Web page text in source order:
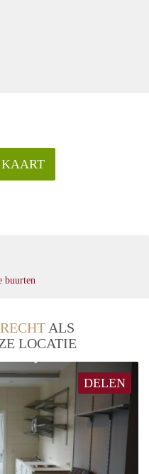
KAART
buurten
ALS
LOCATIE
DELEN